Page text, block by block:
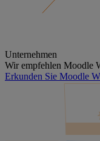
Unternehmen
Wir empfehlen Moodle
Erkunden Sie Moodle